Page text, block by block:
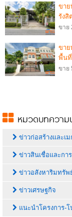
ขาย
รังสิ
ขาย
ขาย
พื้นที่
ทาง
ขาย
หมวดบทความ
ข่าวก่อสร้างและเม
ข่าวสินเชื่อและการ
ข่าวอสังหาริมทรัพ
ข่าวเศรษฐกิจ
แนะนำโครงการ-